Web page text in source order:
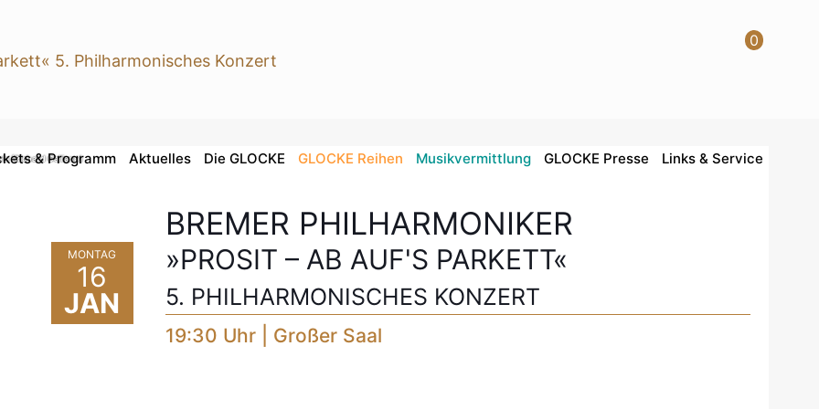
0
& Programm Aktuelles Die GLOCKE GLOCKE Reihen Musikvermittlung GLOCKE Presse Links & Service
MONTAG
16
JAN
(Richard Galliano)
BREMER PHILHARMONIKER
»PROSIT – AB AUF'S PARKETT«
5. PHILHARMONISCHES KONZERT
19:30 Uhr | Großer Saal